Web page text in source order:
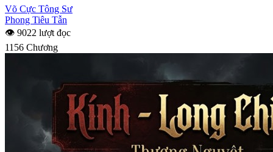
Võ Cực Tông Sư
Phong Tiêu Tẫn
👁 9022 lượt đọc
1156 Chương